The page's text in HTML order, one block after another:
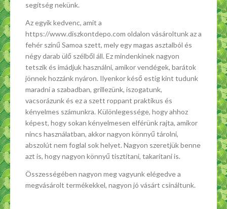
segítség nekünk.
Az egyik kedvenc, amit a
https://www.diszkontdepo.com oldalon vásároltunk az a
fehér színű Samoa szett, mely egy magas asztalból és
négy darab ülő szélből áll. Ez mindenkinek nagyon
tetszik és imádjuk használni, amikor vendégek, barátok
jönnek hozzánk nyáron. Ilyenkor késő estig kint tudunk
maradni a szabadban, grillezünk, iszogatunk,
vacsorázunk és ez a szett roppant praktikus és
kényelmes számunkra. Különlegessége, hogy ahhoz
képest, hogy sokan kényelmesen elférünk rajta, amikor
nincs használatban, akkor nagyon könnyű tárolni,
abszolút nem foglal sok helyet. Nagyon szeretjük benne
azt is, hogy nagyon könnyű tisztítani, takarítani is.
Összességében nagyon meg vagyunk elégedve a
megvásárolt termékekkel, nagyon jó vásárt csináltunk.